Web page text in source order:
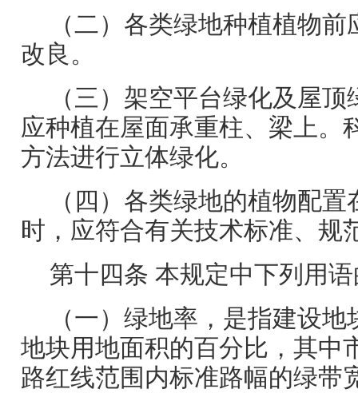
（二）各类绿地种植植物
改良。
（三）架空平台绿化及屋
应种植在屋面承重柱、梁上。
方法进行立体绿化。
（四）各类绿地的植物配
时，应符合有关技术标准、规
第十四条 本规定中下列用
（一）绿地率，是指建设
地块用地面积的百分比，其中
路红线范围内标准路幅的绿带